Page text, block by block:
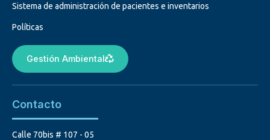
Sistema de administración de pacientes e inventarios
Políticas
Gestión Ambiental
Contacto
Calle 70bis # 107 - 05